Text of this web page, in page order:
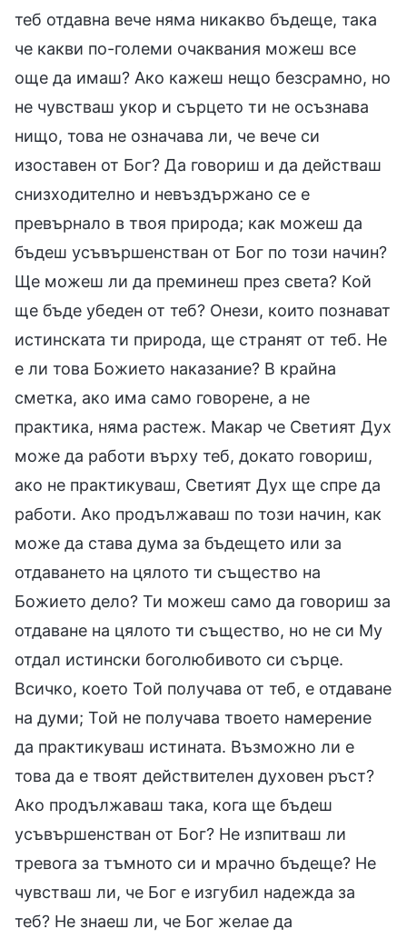
теб отдавна вече няма никакво бъдеще, така
че какви по-големи очаквания можеш все
още да имаш? Ако кажеш нещо безсрамно, но
не чувстваш укор и сърцето ти не осъзнава
нищо, това не означава ли, че вече си
изоставен от Бог? Да говориш и да действаш
снизходително и невъздържано се е
превърнало в твоя природа; как можеш да
бъдеш усъвършенстван от Бог по този начин?
Ще можеш ли да преминеш през света? Кой
ще бъде убеден от теб? Онези, които познават
истинската ти природа, ще странят от теб. Не
е ли това Божието наказание? В крайна
сметка, ако има само говорене, а не
практика, няма растеж. Макар че Светият Дух
може да работи върху теб, докато говориш,
ако не практикуваш, Светият Дух ще спре да
работи. Ако продължаваш по този начин, как
може да става дума за бъдещето или за
отдаването на цялото ти същество на
Божието дело? Ти можеш само да говориш за
отдаване на цялото ти същество, но не си Му
отдал истински боголюбивото си сърце.
Всичко, което Той получава от теб, е отдаване
на думи; Той не получава твоето намерение
да практикуваш истината. Възможно ли е
това да е твоят действителен духовен ръст?
Ако продължаваш така, кога ще бъдеш
усъвършенстван от Бог? Не изпитваш ли
тревога за тъмното си и мрачно бъдеще? Не
чувстваш ли, че Бог е изгубил надежда за
теб? Не знаеш ли, че Бог желае да